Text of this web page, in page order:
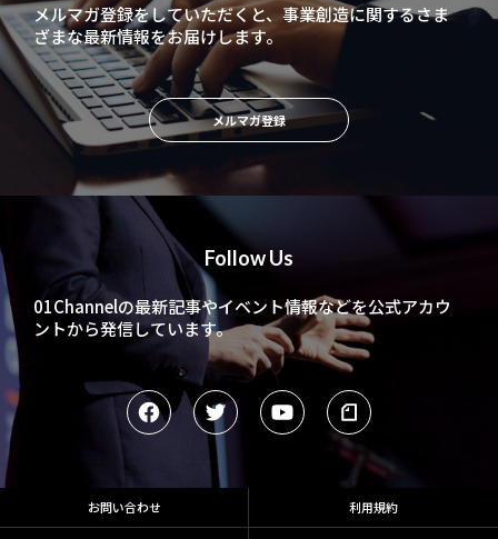
Follow Us
01Channelの最新記事やイベント情報などを公式アカウ
ントから発信しています。
メルマガ登録をしていただくと、事業創造に関するさま
ざまな最新情報をお届けします。
メルマガ登録
お問い合わせ 利用規約